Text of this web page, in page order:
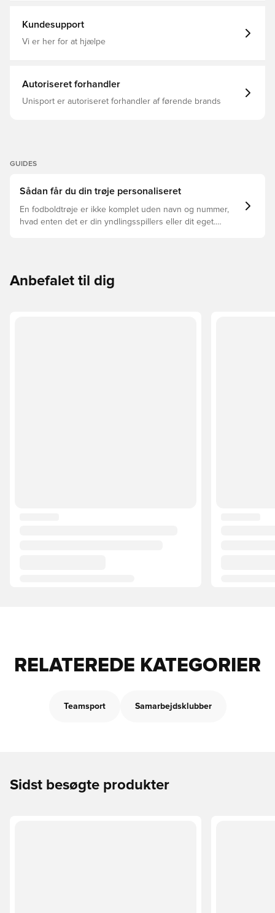
Kundesupport
Vi er her for at hjælpe
Autoriseret forhandler
Unisport er autoriseret forhandler af førende brands
GUIDES
Sådan får du din trøje personaliseret
En fodboldtrøje er ikke komplet uden navn og nummer,
hvad enten det er din yndlingsspillers eller dit eget.
Anbefalet til dig
RELATEREDE KATEGORIER
Teamsport Samarbejdsklubber
Sidst besøgte produkter